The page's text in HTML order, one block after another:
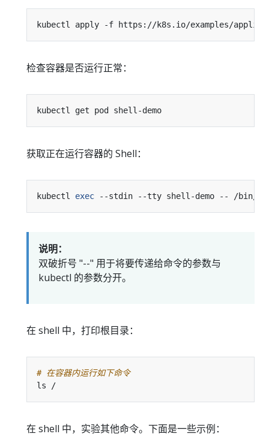
检查容器是否运行正常：
获取正在运行容器的 Shell：
kubectl exec
说明：
双破折号 "--" 用于将要传递给命令的参数与
kubectl 的参数分开。
在 shell 中，打印根目录：
# 在容器内运行如下命令
在 shell 中，实验其他命令。下面是一些示例：